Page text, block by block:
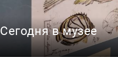
Сегодня в музее